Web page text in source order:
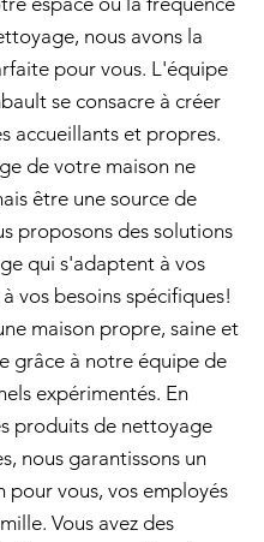
nous avons la
pour vous. L'équipe
se consacre à créer
accueillants et propres.
de votre maison ne
être une source de
proposons des solutions
qui s'adaptent à vos
vos besoins spécifiques!
maison propre, saine et
grâce à notre équipe de
expérimentés. En
produits de nettoyage
nous garantissons un
pour vous, vos employés
Vous avez des